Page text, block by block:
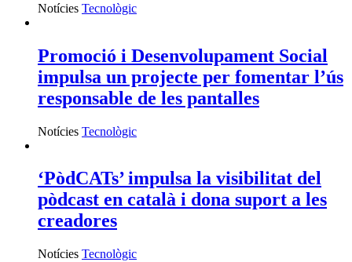
Notícies Tecnològic
Promoció i Desenvolupament Social
impulsa un projecte per fomentar l’ús
responsable de les pantalles
Notícies Tecnològic
‘PòdCATs’ impulsa la visibilitat del
pòdcast en català i dona suport a les
creadores
Notícies Tecnològic